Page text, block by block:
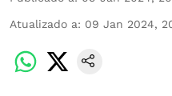
Atualizado a: 09 Jan 2024,